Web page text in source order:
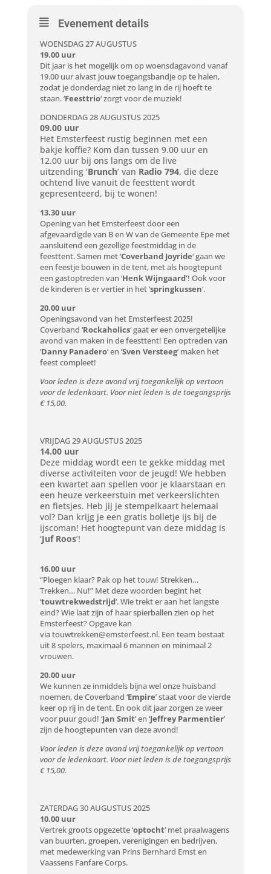
Evenement details
WOENSDAG 27 AUGUSTUS
19.00 uur
Dit jaar is het mogelijk om op woensdagavond vanaf
19.00 uur alvast jouw toegangsbandje op te halen,
zodat je donderdag niet zo lang in de rij hoeft te
staan. ‘Feesttrio‘ zorgt voor de muziek!
DONDERDAG 28 AUGUSTUS 2025
09.00 uur
Het Emsterfeest rustig beginnen met een
bakje koffie? Kom dan tussen 9.00 uur en
12.00 uur bij ons langs om de live
uitzending ‘Brunch‘ van Radio 794, die deze
ochtend live vanuit de feesttent wordt
gepresenteerd, bij te wonen!
13.30 uur
Opening van het Emsterfeest door een
afgevaardigde van B en W van de Gemeente Epe met
aansluitend een gezellige feestmiddag in de
feesttent. Samen met ‘Coverband Joyride‘ gaan we
een feestje bouwen in de tent, met als hoogtepunt
een gastoptreden van ‘Henk Wijngaard’! Ook voor
de kinderen is er vertier in het ‘springkussen‘.
20.00 uur
Openingsavond van het Emsterfeest 2025!
Coverband ‘Rockaholics‘ gaat er een onvergetelijke
avond van maken in de feesttent! Een optreden van
‘Danny Panadero‘ en ‘Sven Versteeg‘ maken het
feest compleet!
Voor leden is deze avond vrij toegankelijk op vertoon
voor de ledenkaart. Voor niet leden is de toegangsprijs
€ 15,00.
VRIJDAG 29 AUGUSTUS 2025
14.00 uur
Deze middag wordt een te gekke middag met
diverse activiteiten voor de jeugd! We hebben
een kwartet aan spellen voor je klaarstaan en
een heuze verkeerstuin met verkeerslichten
en fietsjes. Heb jij je stempelkaart helemaal
vol? Dan krijg je een gratis bolletje ijs bij de
ijscoman! Het hoogtepunt van deze middag is
‘Juf Roos’!
16.00 uur
“Ploegen klaar? Pak op het touw! Strekken…
Trekken… Nu!” Met deze woorden begint het
‘touwtrekwedstrijd‘. Wie trekt er aan het langste
eind? Wie laat zijn of haar spierballen zien op het
Emsterfeest? Opgave kan
viatouwtrekken@emsterfeest.nl. Een team bestaat
uit 8 spelers, maximaal 6 mannen en minimaal 2
vrouwen.
20.00 uur
We kunnen ze inmiddels bijna wel onze huisband
noemen, de Coverband ‘Empire’ staat voor de vierde
keer op rij in de tent. En ook dit jaar zorgen ze weer
voor puur goud! ‘Jan Smit‘ en ‘Jeffrey Parmentier’
zijn de hoogtepunten van deze avond!
Voor leden is deze avond vrij toegankelijk op vertoon
voor de ledenkaart. Voor niet leden is de toegangsprijs
€ 15,00.
ZATERDAG 30 AUGUSTUS 2025
10.00 uur
Vertrek groots opgezette ‘optocht‘ met praalwagens
van buurten, groepen, verenigingen en bedrijven,
met medewerking van Prins Bernhard Emst en
Vaassens Fanfare Corps.